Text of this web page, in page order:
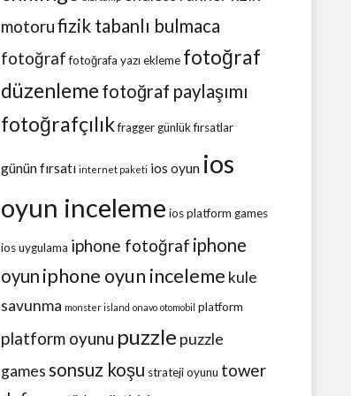
motorufizik tabanlı bulmaca
fotoğraf fotoğrafa yazı ekleme fotoğraf
düzenleme fotoğraf paylaşımı
fotoğrafçılıkfraggergünlük fırsatlar
günün fırsatı internet paketi ios oyun ios
oyun inceleme ios platform games
ios uygulama iphone fotoğraf iphone
oyun iphone oyun inceleme kule
savunma monster island onavo otomobil platform
platform oyunu puzzle puzzle
games sonsuz koşu strateji oyunu tower